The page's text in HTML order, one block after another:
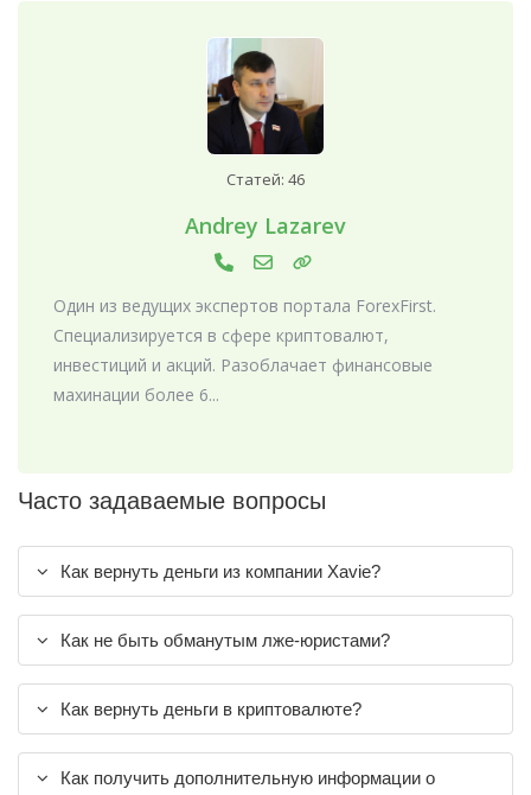
Статей: 46
Andrey Lazarev
Один из ведущих экспертов портала ForexFirst.
Специализируется в сфере криптовалют,
инвестиций и акций. Разоблачает финансовые
махинации более 6...
Часто задаваемые вопросы
Как вернуть деньги из компании Xavie?
Как не быть обманутым лже-юристами?
Как вернуть деньги в криптовалюте?
Как получить дополнительную информации о